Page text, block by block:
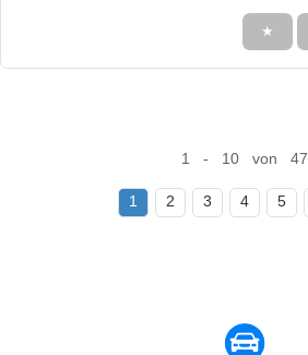
★
1 - 10 von 47
1 2 3 4 5